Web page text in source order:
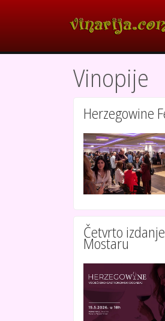
Vinopije
Herzegowine
Četvrto
Mostaru